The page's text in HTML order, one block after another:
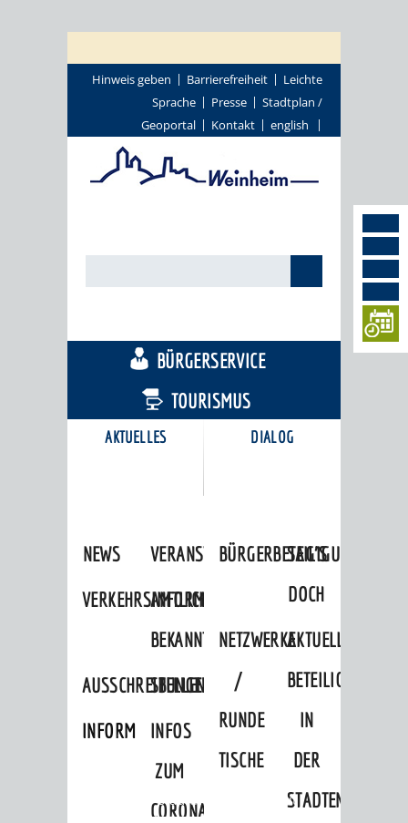
Hinweis geben Barrierefreiheit
Leichte
Sprache
Presse
Stadtplan /
Geoportal
Kontakt english
AKTUELLES
NEWS
VERANSTALTUNGSKALENDER
VERKEHRSINFORMATIONEN
AMTLICHE
BEKANNTMACHUNGEN
AUSSCHREIBUNGEN
INFORMATIONSPFLICHTEN
STELLENANGEBOTE
INFOS
ZUM
CORONAVIRUS
DIALOG
BÜRGERBETEILIGUNG
SAG'S
DOCH
NETZWERKE
/
RUNDE
TISCHE
AKTUELLE
BETEILIGUNGEN
IN
DER
BÜRGERSERVICE
TOURISMUS
KARRIEREPORTAL
»Stadtthemen Freizeit